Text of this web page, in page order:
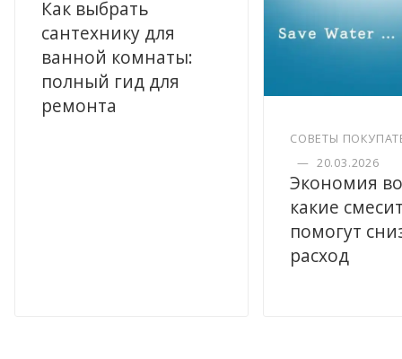
Как выбрать
сантехнику для
ванной комнаты:
полный гид для
ремонта
СОВЕТЫ
— 20.03.2026
Экономия
какие
помогут
расход